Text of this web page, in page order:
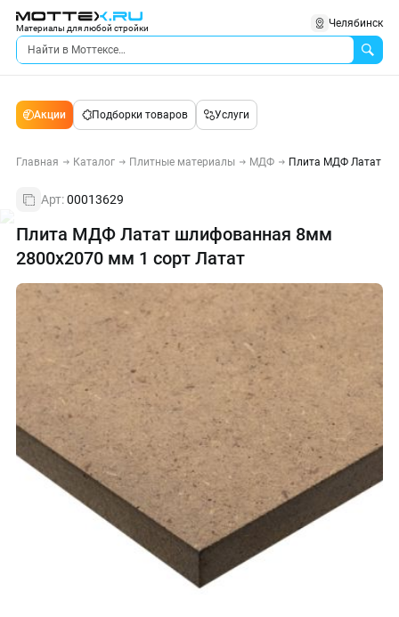
Материалы для любой стройки Челябинск
Акции Подборки товаров Услуги
Главная Каталог Плитные материалы МДФ Плита МДФ Латат
Арт:00013629
Плита МДФ Латат шлифованная 8мм
2800х2070 мм 1 сорт Латат